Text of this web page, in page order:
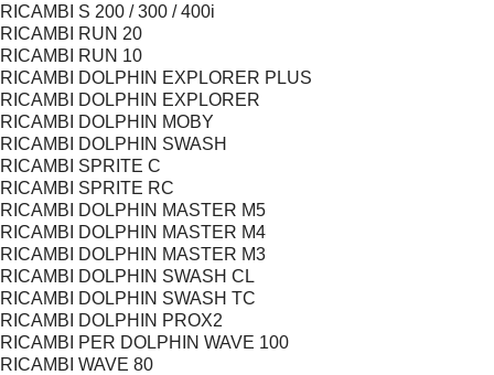
RICAMBI S 200 / 300 / 400i
RICAMBI RUN 20
RICAMBI RUN 10
RICAMBI DOLPHIN EXPLORER PLUS
RICAMBI DOLPHIN EXPLORER
RICAMBI DOLPHIN MOBY
RICAMBI DOLPHIN SWASH
RICAMBI SPRITE C
RICAMBI SPRITE RC
RICAMBI DOLPHIN MASTER M5
RICAMBI DOLPHIN MASTER M4
RICAMBI DOLPHIN MASTER M3
RICAMBI DOLPHIN SWASH CL
RICAMBI DOLPHIN SWASH TC
RICAMBI DOLPHIN PROX2
RICAMBI PER DOLPHIN WAVE 100
RICAMBI WAVE 80